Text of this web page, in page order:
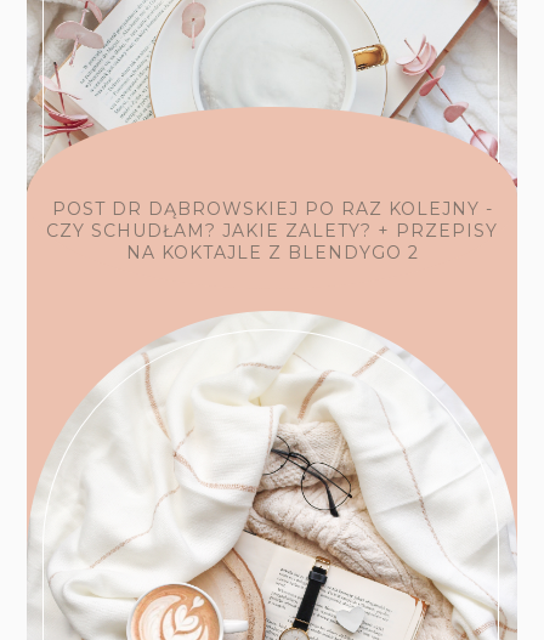
POST DR DĄBROWSKIEJ PO RAZ KOLEJNY -
CZY SCHUDŁAM? JAKIE ZALETY? + PRZEPISY
NA KOKTAJLE Z BLENDYGO 2